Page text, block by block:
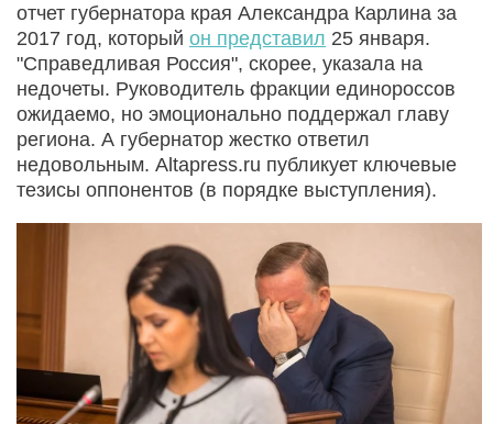
отчет губернатора края Александра Карлина за
2017 год, который он представил 25 января.
"Справедливая Россия", скорее, указала на
недочеты. Руководитель фракции единороссов
ожидаемо, но эмоционально поддержал главу
региона. А губернатор жестко ответил
недовольным. Altapress.ru публикует ключевые
тезисы оппонентов (в порядке выступления).